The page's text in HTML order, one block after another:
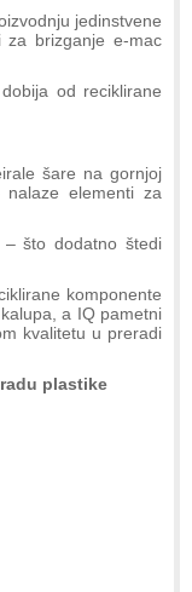
jedinstvene
brizganje e-mac
od reciklirane
šare na gornjoj
elementi za
što dodatno štedi
komponente
a IQ pametni
kvalitetu u preradi
plastike